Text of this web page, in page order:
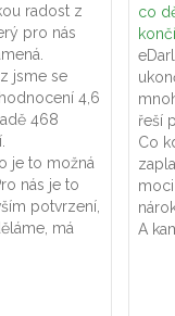
radost z
pro nás
jsme se
4,6
468
je to možná
nás je to
potvrzení,
má
co
řeší
Co
A